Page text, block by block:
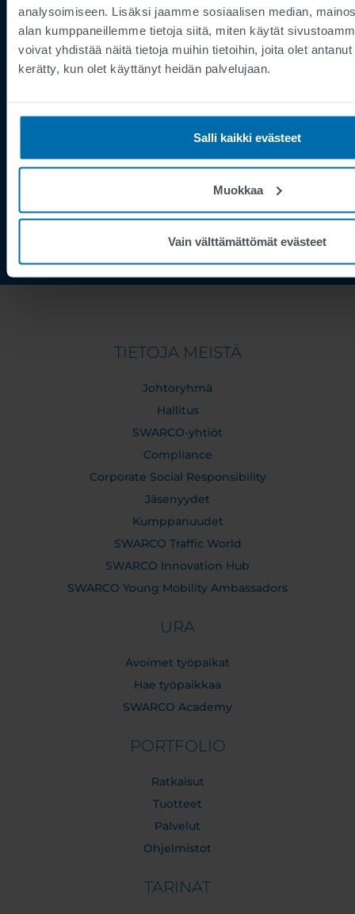
analysoimiseen. Lisäksi jaamme sosiaalisen median,
alan kumppaneillemme tietoja siitä, miten käytät
voivat yhdistää näitä tietoja muihin tietoihin, joita olet
kerätty, kun olet käyttänyt heidän palvelujaan.
Salli kaikki evästeet
Muokkaa
Vain välttämättömät evästeet
Tietosuoja
Supplier Registration
Cookies
Speak Up Channel
Yhteystiedot
Tilauksenseuranta
TIETOJA MEISTÄ
Johtoryhmä
Hallitus
SWARCO-yhtiöt
Compliance
Corporate Social Responsibility
Jäsenyydet
Kumppanuudet
SWARCO Traffic World
SWARCO Innovation Hub
SWARCO Young Mobility Ambassadors
URA
Avoimet työpaikat
Hae työpaikkaa
SWARCO Academy
PORTFOLIO
Ratkaisut
Tuotteet
Palvelut
Ohjelmistot
TARINAT